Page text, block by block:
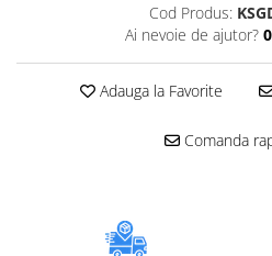
Accesorii si consumabile
Accesorii pentru polizare, slefuire
Unelte electrice speciale
Cod Produs:
Ai nevoie de ajutor?
Adauga la Favorite
Comanda